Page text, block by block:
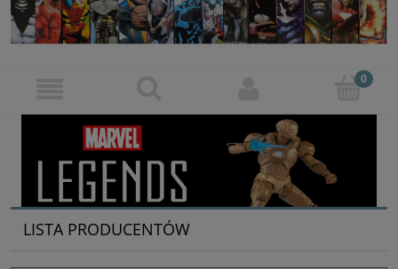
LISTA PRODUCENTÓW